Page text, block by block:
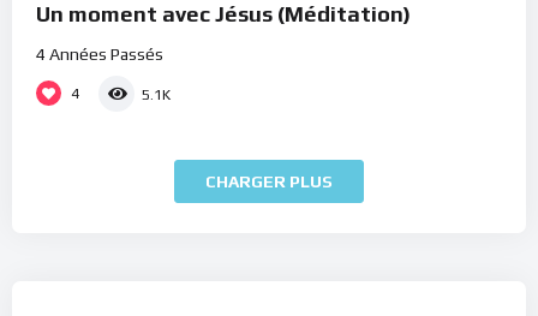
Un moment avec Jésus (Méditation)
4 Années Passés
4 5.1K
CHARGER PLUS